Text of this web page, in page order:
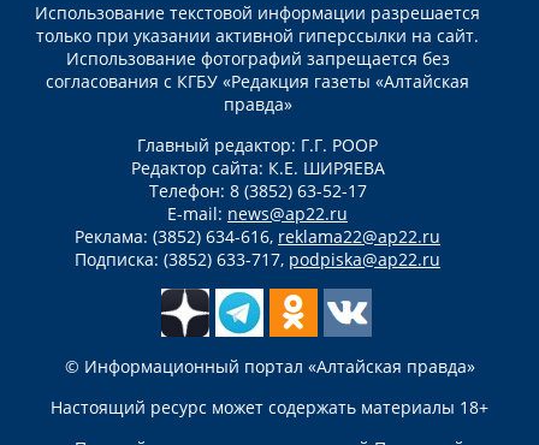
Использование текстовой информации разрешается
только при указании активной гиперссылки на сайт.
Использование фотографий запрещается без
согласования с КГБУ «Редакция газеты «Алтайская
правда»
Главный редактор: Г.Г. РООР
Редактор сайта: К.Е. ШИРЯЕВА
Телефон: 8 (3852) 63-52-17
E-mail: news@ap22.ru
Реклама: (3852) 634-616, reklama22@ap22.ru
Подписка: (3852) 633-717, podpiska@ap22.ru
© Информационный портал «Алтайская правда»
Настоящий ресурс может содержать материалы 18+